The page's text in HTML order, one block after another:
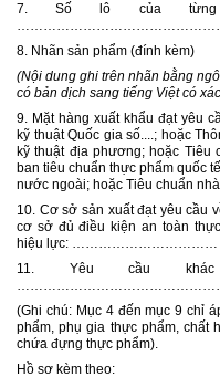
7. Số lô của từng
8. Nhãn sản phẩm (đính kèm)
(Nội dung ghi trên nhãn bằng
có bản dịch sang tiếng Việt có
9. Mặt hàng xuất khẩu đạt yêu
kỹ thuật Quốc gia số....; hoặc
kỹ thuật địa phương; hoặc Tiêu
ban tiêu chuẩn thực phẩm quốc
nước ngoài; hoặc Tiêu chuẩn
10. Cơ sở sản xuất đạt yêu cầu
cơ sở đủ điều kiện an toàn
hiệu lực: ……………………………
11. Yêu cầu
(Ghi chú: Mục 4 đến mục 9 chỉ
phẩm, phụ gia thực phẩm, chất
chứa đựng thực phẩm).
Hồ sơ kèm theo: